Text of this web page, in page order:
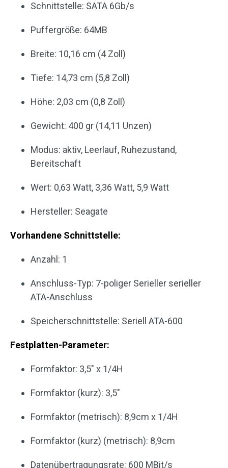
Schnittstelle: SATA 6Gb/s
Puffergröße: 64MB
Breite: 10,16 cm (4 Zoll)
Tiefe: 14,73 cm (5,8 Zoll)
Höhe: 2,03 cm (0,8 Zoll)
Gewicht: 400 gr (14,11 Unzen)
Modus: aktiv, Leerlauf, Ruhezustand,
Bereitschaft
Wert: 0,63 Watt, 3,36 Watt, 5,9 Watt
Hersteller: Seagate
Vorhandene Schnittstelle:
Anzahl: 1
Anschluss-Typ: 7-poliger Serieller serieller
ATA-Anschluss
Speicherschnittstelle: Seriell ATA-600
Festplatten-Parameter:
Formfaktor: 3,5″ x 1/4H
Formfaktor (kurz): 3,5″
Formfaktor (metrisch): 8,9cm x 1/4H
Formfaktor (kurz) (metrisch): 8,9cm
Datenübertragungsrate: 600 MBit/s